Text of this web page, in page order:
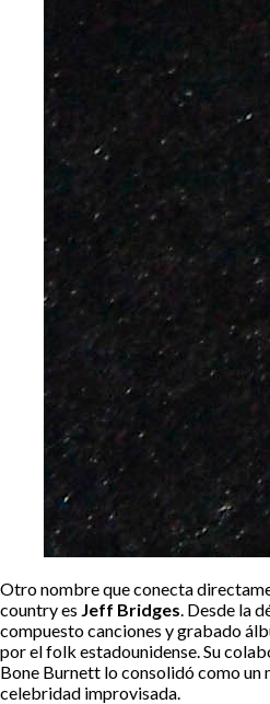
Otro nombre que conecta
country es Jeff Bridges. Desde la
compuesto canciones y grabado
por el folk estadounidense. Su
Bone Burnett lo consolidó como un
celebridad improvisada.